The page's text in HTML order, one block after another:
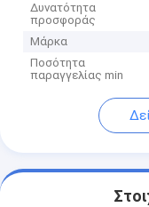
Δυνατότητα
προσφοράς
Μάρκα
Ποσότητα
παραγγελίας min